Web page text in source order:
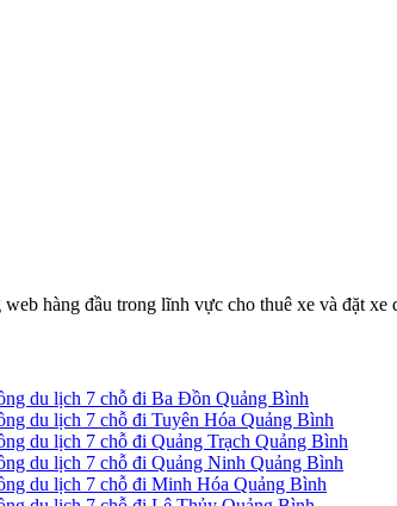
hàng đầu trong lĩnh vực cho thuê xe và đặt
du lịch 7 chỗ đi Ba Đồn Quảng Bình
du lịch 7 chỗ đi Tuyên Hóa Quảng Bình
du lịch 7 chỗ đi Quảng Trạch Quảng Bình
du lịch 7 chỗ đi Quảng Ninh Quảng Bình
du lịch 7 chỗ đi Minh Hóa Quảng Bình